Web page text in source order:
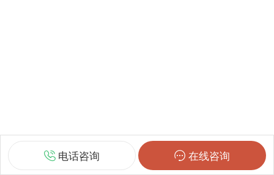
电话咨询 在线咨询